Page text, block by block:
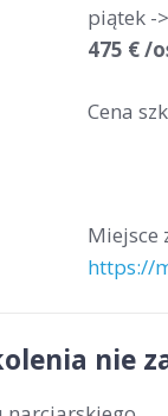
piątek -
475 € /
Cena
Miejsce
https://
nie